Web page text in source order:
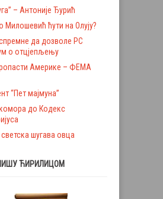
– Антоније Ђурић
ћути на Олују?
да дозволе РС
о отцјепљењу
Америке – ФЕМА
“Пет мајмуна”
до Кодекс
шугава овца
ЋИРИЛИЦОМ